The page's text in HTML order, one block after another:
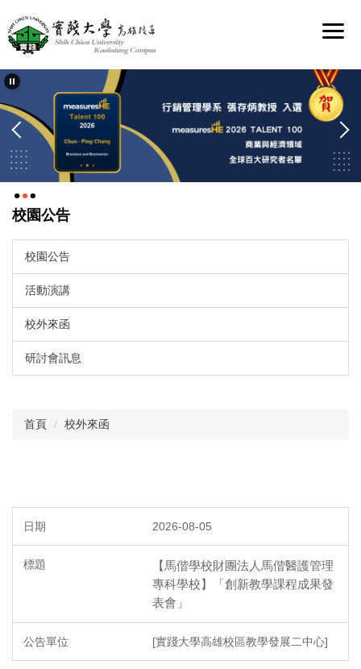
到
主
內
區
校園公告
校園公告
活動演講
校外來函
研討會訊息
首頁 校外來函
2026-08-05
【馬偕學校財團法人馬偕醫護管理
專科學校】「創新教學課程成果發
表會」
[實踐大學高雄校區教學發展二中心]